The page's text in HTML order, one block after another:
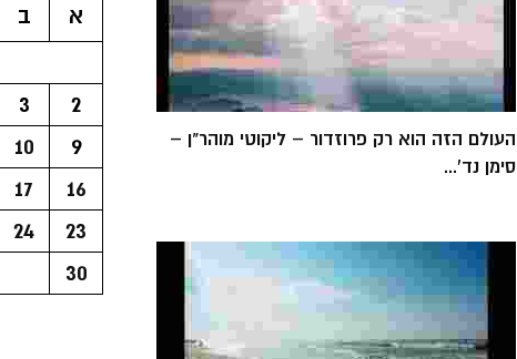
העולם הזה הוא רק פרוזדור – ליקוטי מוהר"ן –
סימן נד'...
א
ב
2
3
9
10
16
17
23
24
30